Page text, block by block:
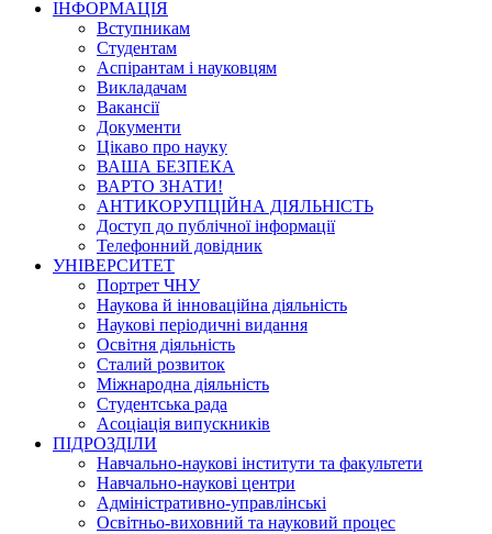
ІНФОРМАЦІЯ
Вступникам
Студентам
Аспірантам і науковцям
Викладачам
Вакансії
Документи
Цікаво про науку
ВАША БЕЗПЕКА
ВАРТО ЗНАТИ!
АНТИКОРУПЦІЙНА ДІЯЛЬНІСТЬ
Доступ до публічної інформації
Телефонний довідник
УНІВЕРСИТЕТ
Портрет ЧНУ
Наукова й інноваційна діяльність
Наукові періодичні видання
Освітня діяльність
Сталий розвиток
Міжнародна діяльність
Студентська рада
Асоціація випускників
ПІДРОЗДІЛИ
Навчально-наукові інститути та факультети
Навчально-наукові центри
Адміністративно-управлінські
Освітньо-виховний та науковий процес